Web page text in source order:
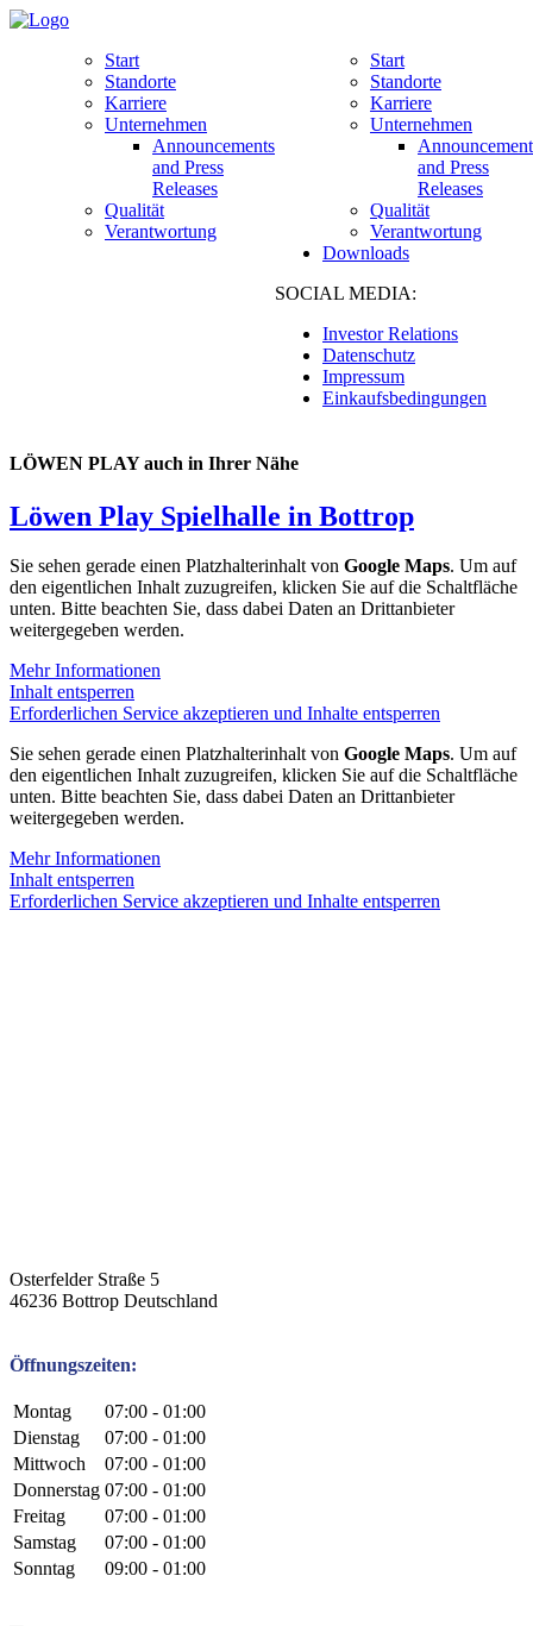
Start
Standorte
Karriere
Unternehmen
Announcements
and Press
Releases
Qualität
Verantwortung
Start
Standorte
Karriere
Unternehmen
and Press
Releases
Qualität
Verantwortung
Downloads
SOCIAL MEDIA:
Investor Relations
Datenschutz
Impressum
Einkaufsbedingungen
LÖWEN PLAY auch in Ihrer Nähe
Löwen Play Spielhalle in Bottrop
Sie sehen gerade einen Platzhalterinhalt von Google Maps. Um auf
den eigentlichen Inhalt zuzugreifen, klicken Sie auf die Schaltfläche
unten. Bitte beachten Sie, dass dabei Daten an Drittanbieter
weitergegeben werden.
Mehr Informationen
Inhalt entsperren
Erforderlichen Service akzeptieren und Inhalte entsperren
Sie sehen gerade einen Platzhalterinhalt von Google Maps. Um auf
den eigentlichen Inhalt zuzugreifen, klicken Sie auf die Schaltfläche
unten. Bitte beachten Sie, dass dabei Daten an Drittanbieter
weitergegeben werden.
Mehr Informationen
Inhalt entsperren
Erforderlichen Service akzeptieren und Inhalte entsperren
Osterfelder Straße 5
46236 Bottrop Deutschland
Öffnungszeiten:
Montag
07:00 - 01:00
Dienstag
07:00 - 01:00
Mittwoch
07:00 - 01:00
Donnerstag 07:00 - 01:00
Freitag
07:00 - 01:00
Samstag
07:00 - 01:00
Sonntag
09:00 - 01:00